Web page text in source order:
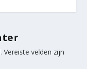
Vereiste velden zijn